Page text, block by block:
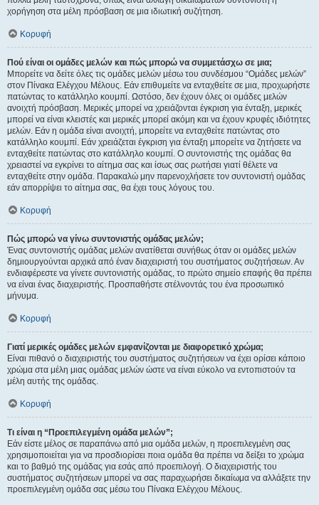
χορήγηση στα μέλη πρόσβαση σε μια ιδιωτική συζήτηση.
Κορυφή
Πού είναι οι ομάδες μελών και πώς μπορώ να συμμετάσχω σε μια;
Μπορείτε να δείτε όλες τις ομάδες μελών μέσω του συνδέσμου “Ομάδες μελών”
στον Πίνακα Ελέγχου Μέλους. Εάν επιθυμείτε να ενταχθείτε σε μια, προχωρήστε
πατώντας το κατάλληλο κουμπί. Ωστόσο, δεν έχουν όλες οι ομάδες μελών
ανοιχτή πρόσβαση. Μερικές μπορεί να χρειάζονται έγκριση για ένταξη, μερικές
μπορεί να είναι κλειστές και μερικές μπορεί ακόμη και να έχουν κρυφές ιδιότητες
μελών. Εάν η ομάδα είναι ανοιχτή, μπορείτε να ενταχθείτε πατώντας στο
κατάλληλο κουμπί. Εάν χρειάζεται έγκριση για ένταξη μπορείτε να ζητήσετε να
ενταχθείτε πατώντας στο κατάλληλο κουμπί. Ο συντονιστής της ομάδας θα
χρειαστεί να εγκρίνει το αίτημα σας και ίσως σας ρωτήσει γιατί θέλετε να
ενταχθείτε στην ομάδα. Παρακαλώ μην παρενοχλήσετε τον συντονιστή ομάδας
εάν απορρίψει το αίτημα σας, θα έχει τους λόγους του.
Κορυφή
Πώς μπορώ να γίνω συντονιστής ομάδας μελών;
Ένας συντονιστής ομάδας μελών ανατίθεται συνήθως όταν οι ομάδες μελών
δημιουργούνται αρχικά από έναν διαχειριστή του συστήματος συζητήσεων. Αν
ενδιαφέρεστε να γίνετε συντονιστής ομάδας, το πρώτο σημείο επαφής θα πρέπει
να είναι ένας διαχειριστής. Προσπαθήστε στέλνοντάς του ένα προσωπικό
μήνυμα.
Κορυφή
Γιατί μερικές ομάδες μελών εμφανίζονται με διαφορετικό χρώμα;
Είναι πιθανό ο διαχειριστής του συστήματος συζητήσεων να έχει ορίσει κάποιο
χρώμα στα μέλη μιας ομάδας μελών ώστε να είναι εύκολο να εντοπιστούν τα
μέλη αυτής της ομάδας.
Κορυφή
Τι είναι η “Προεπιλεγμένη ομάδα μελών”;
Εάν είστε μέλος σε παραπάνω από μια ομάδα μελών, η προεπιλεγμένη σας
χρησιμοποιείται για να προσδιορίσει ποια ομάδα θα πρέπει να δείξει το χρώμα
και το βαθμό της ομάδας για εσάς από προεπιλογή. Ο διαχειριστής του
συστήματος συζητήσεων μπορεί να σας παραχωρήσει δικαίωμα να αλλάξετε την
προεπιλεγμένη ομάδα σας μέσω του Πίνακα Ελέγχου Μέλους.